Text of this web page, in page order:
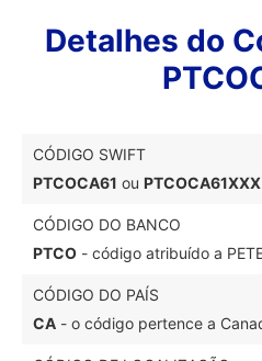
Detalhes do
CÓDIGO SWIFT
PTCOCA61 ou PTCOCA61XXX
CÓDIGO DO BANCO
PTCO - código atribuído a
CÓDIGO DO PAÍS
CA - o código pertence a